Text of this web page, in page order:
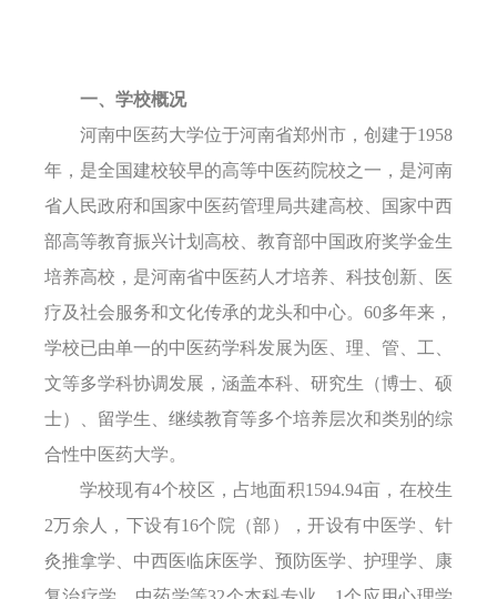
一、学校概况
河南中医药大学位于河南省郑州市，创建于1958
年，是全国建校较早的高等中医药院校之一，是河南
省人民政府和国家中医药管理局共建高校、国家中西
部高等教育振兴计划高校、教育部中国政府奖学金生
培养高校，是河南省中医药人才培养、科技创新、医
疗及社会服务和文化传承的龙头和中心。60多年来，
学校已由单一的中医药学科发展为医、理、管、工、
文等多学科协调发展，涵盖本科、研究生（博士、硕
士）、留学生、继续教育等多个培养层次和类别的综
合性中医药大学。
学校现有4个校区，占地面积1594.94亩，在校生
2万余人，下设有16个院（部） ，开设有中医学、针
灸推拿学、中西医临床医学、预防医学、护理学、康